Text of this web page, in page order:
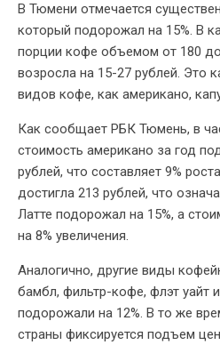
В Тюмени отмечается
который подорожал на 15%. В
порции кофе объемом от 180
возросла на 15-27 рублей. Это
видов кофе, как американо,
Как сообщает РБК Тюмень, в
стоимость американо за год
рублей, что составляет 9%
достигла 213 рублей, что
Латте подорожал на 15%, а
на 8% увеличения.
Аналогично, другие виды
бамбл, фильтр-кофе, флэт уайт
подорожали на 12%. В то же
страны фиксируется подъем